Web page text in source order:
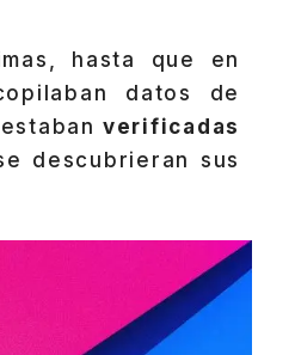
hasta que en
datos de
verificadas
descubrieran sus